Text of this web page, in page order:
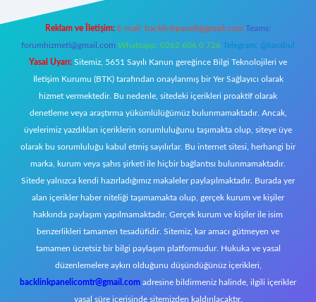
Reklam ve İletişim: E-mail: backlinkpaneli@gmail.com Teams:
forumhizmeti@gmail.com Whatsapp: 0262 606 0 726 Telegram: @karabul
Yasal Uyarı: Sitemiz, 5651 Sayılı Kanun gereğince Bilgi Teknolojileri ve
İletişim Kurumu (BTK) tarafından onaylanmış bir Yer Sağlayıcı olarak
hizmet vermektedir. Bu nedenle, sitedeki içerikleri proaktif olarak
denetleme veya araştırma yükümlülüğümüz bulunmamaktadır. Ancak,
üyelerimiz yazdıkları içeriklerin sorumluluğunu taşımakta olup, siteye üye
olarak bu sorumluluğu kabul etmiş sayılırlar. Bu internet sitesi, herhangi bir
marka, kurum veya şahıs şirketi ile hiçbir bağlantısı bulunmamaktadır.
Sitede yalnızca kendi hazırladığımız makaleler paylaşılmaktadır. Burada yer
alan içerikler haber niteliği taşımamakta olup, gerçek kurum ve kişiler
hakkında paylaşım yapılmamaktadır. Gerçek kurum ve kişiler ile isim
benzerlikleri tamamen tesadüfidir. Sitemiz, kar amacı gütmeyen ve
tamamen ücretsiz bir bilgi paylaşım platformudur. Hukuka ve yasal
düzenlemelere aykırı olduğunu düşündüğünüz içerikleri,
backlinkpanelicomtr@gmail.com adresine bildirmeniz halinde, ilgili içerikler
yasal süre içerisinde sitemizden kaldırılacaktır.